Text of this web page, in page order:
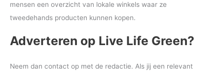
mensen een overzicht van lokale winkels waar ze
tweedehands producten kunnen kopen.
Adverteren op Live Life Green?
Neem dan contact op met de redactie. Als jij een relevant